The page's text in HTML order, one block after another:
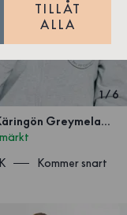
1/6
Hood Käringön Greymelange
Kommer snart
TILLÅT
ALLA